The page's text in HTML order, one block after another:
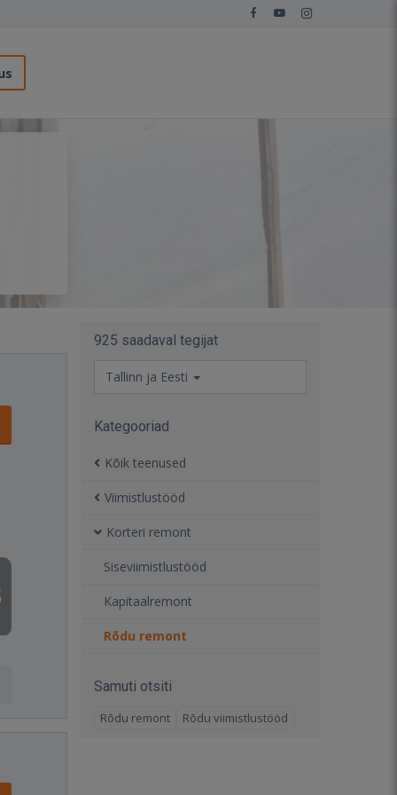
925 saadaval tegijat
Tallinn ja Eesti
Kategooriad
Kõik teenused
Viimistlustööd
Korteri remont
Siseviimistlustööd
Kapitaalremont
Rõdu remont
Samuti otsiti
Rõdu remont Rõdu viimistlustööd